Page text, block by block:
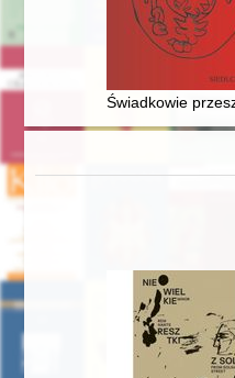
Świadkowie